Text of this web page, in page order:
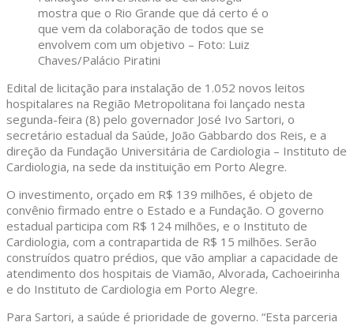
mostra que o Rio Grande que dá certo é o
que vem da colaboração de todos que se
envolvem com um objetivo – Foto: Luiz
Chaves/Palácio Piratini
Edital de licitação para instalação de 1.052 novos leitos
hospitalares na Região Metropolitana foi lançado nesta
segunda-feira (8) pelo governador José Ivo Sartori, o
secretário estadual da Saúde, João Gabbardo dos Reis, e a
direção da Fundação Universitária de Cardiologia – Instituto de
Cardiologia, na sede da instituição em Porto Alegre.
O investimento, orçado em R$ 139 milhões, é objeto de
convênio firmado entre o Estado e a Fundação. O governo
estadual participa com R$ 124 milhões, e o Instituto de
Cardiologia, com a contrapartida de R$ 15 milhões. Serão
construídos quatro prédios, que vão ampliar a capacidade de
atendimento dos hospitais de Viamão, Alvorada, Cachoeirinha
e do Instituto de Cardiologia em Porto Alegre.
Para Sartori, a saúde é prioridade de governo. “Esta parceria